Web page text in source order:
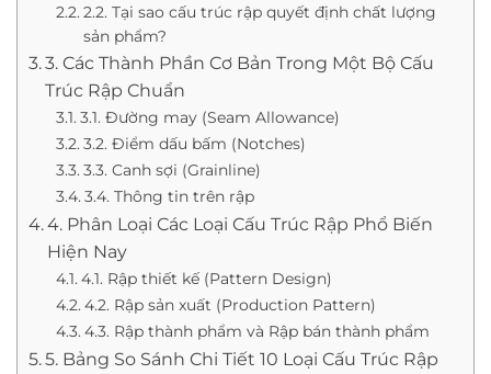
2.2. Tại sao cấu trúc rập quyết định chất lượng
sản phẩm?
3. Các Thành Phần Cơ Bản Trong Một Bộ Cấu
Trúc Rập Chuẩn
3.1. Đường may (Seam Allowance)
3.2. Điểm dấu bấm (Notches)
3.3. Canh sợi (Grainline)
3.4. Thông tin trên rập
4. Phân Loại Các Loại Cấu Trúc Rập Phổ Biến
Hiện Nay
4.1. Rập thiết kế (Pattern Design)
4.2. Rập sản xuất (Production Pattern)
4.3. Rập thành phẩm và Rập bán thành phẩm
5. Bảng So Sánh Chi Tiết 10 Loại Cấu Trúc Rập